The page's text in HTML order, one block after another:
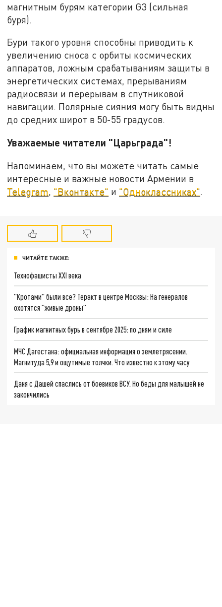
магнитным бурям категории G3 (сильная
буря).
Бури такого уровня способны приводить к
увеличению сноса с орбиты космических
аппаратов, ложным срабатываниям защиты в
энергетических системах, прерываниям
радиосвязи и перерывам в спутниковой
навигации. Полярные сияния могу быть видны
до средних широт в 50-55 градусов.
Уважаемые читатели "Царьграда"!
Напоминаем, что вы можете читать самые
интересные и важные новости Армении в
Telegram, "Вконтакте" и "Одноклассниках".
ЧИТАЙТЕ ТАКЖЕ:
Технофашисты XXI века
"Кротами" были все? Теракт в центре Москвы: На генералов
охотятся "живые дроны"
График магнитных бурь в сентябре 2025: по дням и силе
МЧС Дагестана: официальная информация о землетрясении.
Магнитуда 5,9 и ощутимые толчки. Что известно к этому часу
Даня с Дашей спаслись от боевиков ВСУ. Но беды для малышей не
закончились